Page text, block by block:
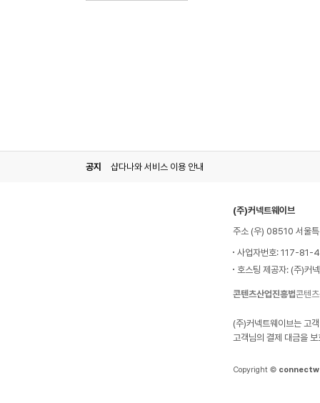
공지 샵다나와 서비스 이용 안내
(주)커넥트웨이브
주소 (우) 08510 서울
사업자번호: 117-81-
호스팅 제공자: (주)커
콘텐츠산업진흥법콘텐
(주)커넥트웨이브는 고
고객님의 결제 대금을
Copyright ©